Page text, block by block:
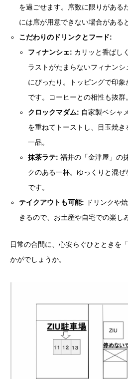
を過ごせます。席数に限りがある
には席が用意できない場合がある
こだわりのドリンクとフード:
フィナンシェ: カリッと香ばし
ラストがたまらないフィナン
にぴったり。トッピングで印
です。コーヒーとの相性も抜群
クロックマダム: 自家製ベシャ
を重ねてトーストし、目玉焼
一品。
抹茶ラテ: 福井の「金津屋」の
クのある一杯。ゆっくりと混
です。
テイクアウトも可能: ドリンクや
きるので、お土産や自宅での楽し
日常の合間に、心安らぐひとときを
かがでしょうか。